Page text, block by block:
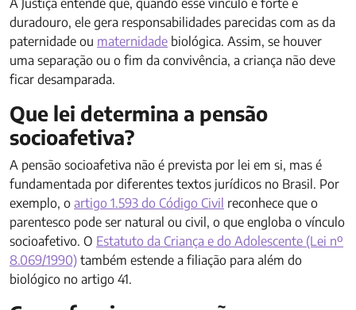
A Justiça entende que, quando esse vínculo é forte e
duradouro, ele gera responsabilidades parecidas com as da
paternidade ou maternidade biológica. Assim, se houver
uma separação ou o fim da convivência, a criança não deve
ficar desamparada.
Que lei determina a pensão
socioafetiva?
​A pensão socioafetiva não é prevista por lei em si, mas é
fundamentada por diferentes textos jurídicos no Brasil. Por
exemplo, o artigo 1.593 do Código Civil reconhece que o
parentesco pode ser natural ou civil, o que engloba o vínculo
socioafetivo. O Estatuto da Criança e do Adolescente (Lei nº
8.069/1990) também estende a filiação para além do
biológico no artigo 41.